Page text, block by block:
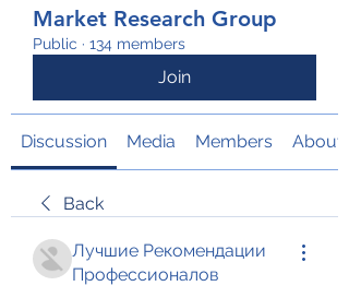
Market Research Group
Public · 134 members
Join
Discussion Media Members About
Back
Лучшие Рекомендации
Профессионалов